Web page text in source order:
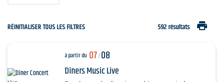
RÉINITIALISER TOUS LES FILTRES 592 résultats print
à partir du 07/08
Dîners Music Live